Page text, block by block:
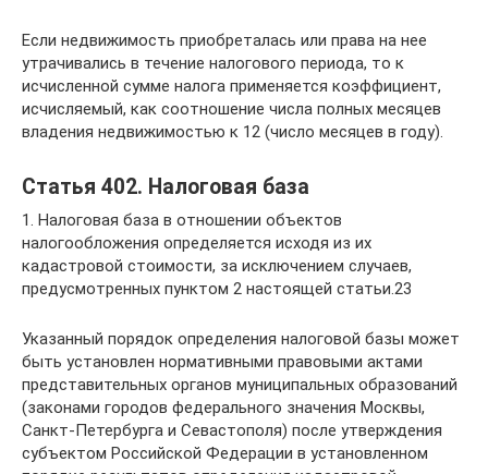
Если недвижимость приобреталась или права на нее
утрачивались в течение налогового периода, то к
исчисленной сумме налога применяется коэффициент,
исчисляемый, как соотношение числа полных месяцев
владения недвижимостью к 12 (число месяцев в году).
Статья 402. Налоговая база
1. Налоговая база в отношении объектов
налогообложения определяется исходя из их
кадастровой стоимости, за исключением случаев,
предусмотренных пунктом 2 настоящей статьи.23
Указанный порядок определения налоговой базы может
быть установлен нормативными правовыми актами
представительных органов муниципальных образований
(законами городов федерального значения Москвы,
Санкт-Петербурга и Севастополя) после утверждения
субъектом Российской Федерации в установленном